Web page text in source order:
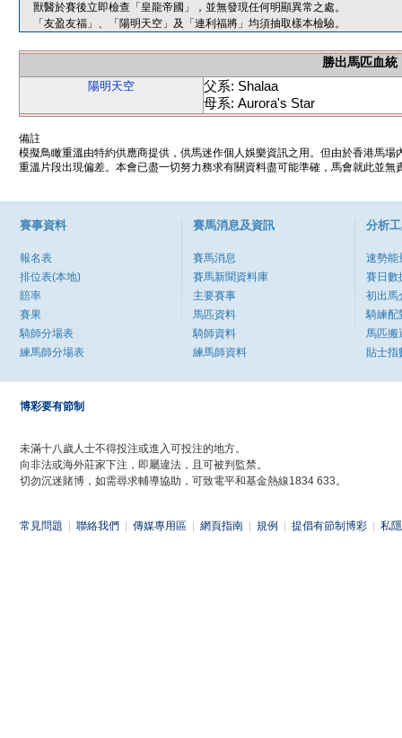
獸醫於賽後立即檢查「皇龍帝國」，並無發現任何明顯異常之處。
「友盈友福」、「陽明天空」及「連利福將」均須抽取樣本檢驗。
勝出馬匹血統
陽明天空
父系: Shalaa
母系: Aurora's Star
備註
模擬鳥瞰重溫由特約供應商提供，供馬迷作個人娛樂資訊之用。但由於香港馬
重溫片段出現偏差。本會已盡一切努力務求有關資料盡可能準確，馬會就此並
賽事資料
報名表
排位表(本地)
賠率
賽果
騎師分場表
練馬師分場表
賽馬消息及資訊
賽馬消息
賽馬新聞資料庫
主要賽事
馬匹資料
騎師資料
練馬師資料
分析
速勢能
賽日數
初出馬
騎練配
馬匹搬
貼士指
博彩要有節制
未滿十八歲人士不得投注或進入可投注的地方。
向非法或海外莊家下注，即屬違法，且可被判監禁。
切勿沉迷賭博，如需尋求輔導協助，可致電平和基金熱線1834 633。
常見問題 聯絡我們 傳媒專用區 網頁指南 規例 提倡有節制博彩 私